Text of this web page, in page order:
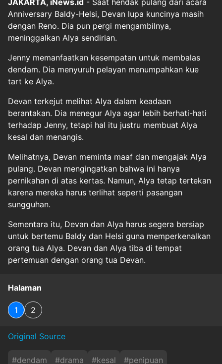
Anniversary Baldy-Helsi, Devan lupa kuncinya masih
dengan Reno. Dia pun pergi mengambilnya,
meninggalkan Alya sendirian.
Jenny memanfaatkan kesempatan untuk membalas
dendam. Dia menyuruh pelayan menumpahkan kue
tart ke Alya.
Devan terkejut melihat Alya dalam keadaan
berantakan. Dia menegur Alya agar lebih berhati-hati
terhadap Jenny, tetapi hal itu justru membuat Alya
kesal dan menangis.
Melihatnya, Devan meminta maaf dan mengajak Alya
pulang. Devan mengingatkan bahwa ini hanya
pernikahan di atas kertas. Namun, Alya tetap tertekan
karena mereka harus terlihat seperti pasangan
sungguhan.
Sementara itu, Devan dan Alya harus segera bersiap
untuk bertemu Baldy dan Helsi guna memperkenalkan
orang tua Alya. Devan dan Alya tiba di tempat
pertemuan dengan orang tua Devan.
Halaman
1 2
Original Source
#dendam #drama #kesal #penipuan